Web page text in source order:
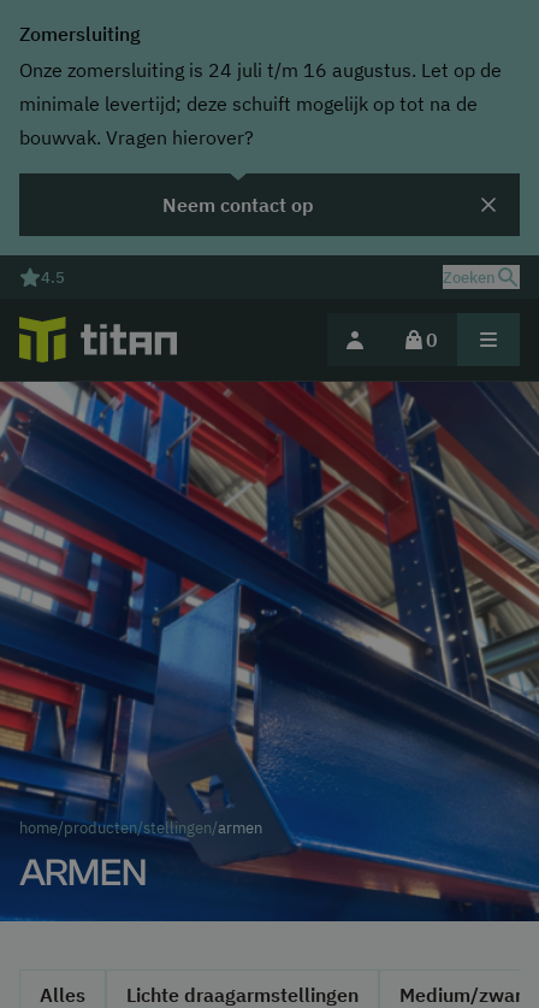
Zomersluiting
Onze zomersluiting is 24 juli t/m 16 augustus. Let op de
minimale levertijd; deze schuift mogelijk op tot na de
bouwvak. Vragen hierover?
Neem contact op
4.5 Zoeken
0
Deel jouw magazijnuitdaging
home/producten/stellingen/armen
ARMEN
Alles Lichte draagarmstellingen Medium/